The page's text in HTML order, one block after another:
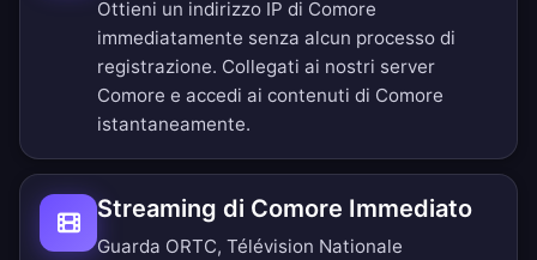
Ottieni un indirizzo IP di Comore
immediatamente senza alcun processo di
registrazione. Collegati ai nostri server
Comore e accedi ai contenuti di Comore
istantaneamente.
Streaming di Comore Immediato
Guarda ORTC, Télévision Nationale